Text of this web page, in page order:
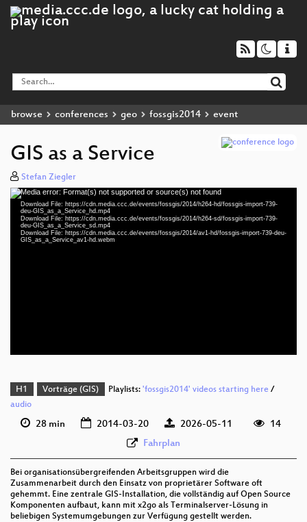
browse conferences geo fossgis2014 event
GIS as a Service
Stefan Ziegler
Video
Player
Media error: Format(s) not supported or source(s) not found
Download File: https://cdn.media.ccc.de/events/fossgis/2014/h264-hd/fossgis-import-739-
deu-GIS_as_a_Service_hd.mp4
Download File: https://cdn.media.ccc.de/events/fossgis/2014/h264-sd/fossgis-import-739-
deu-GIS_as_a_Service_sd.mp4
Download File: https://cdn.media.ccc.de/events/fossgis/2014/av1-hd/fossgis-import-739-deu-
GIS_as_a_Service_av1-hd.webm
H1 Vorträge (GIS) Playlists: 'fossgis2014' videos starting here/
audio
28 min 2014-03-20 2026-05-11
14
Fahrplan
Bei organisationsübergreifenden Arbeitsgruppen wird die
Zusammenarbeit durch den Einsatz von proprietärer Software oft
gehemmt. Eine zentrale GIS-Installation, die vollständig auf Open Source
Komponenten aufbaut, kann mit x2go als Terminalserver-Lösung in
beliebigen Systemumgebungen zur Verfügung gestellt werden.